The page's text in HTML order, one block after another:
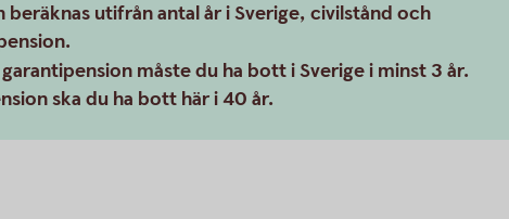
beräknas utifrån antal år i Sverige, civilstånd och
måste du ha bott i Sverige i minst 3 år.
ska du ha bott här i 40 år.